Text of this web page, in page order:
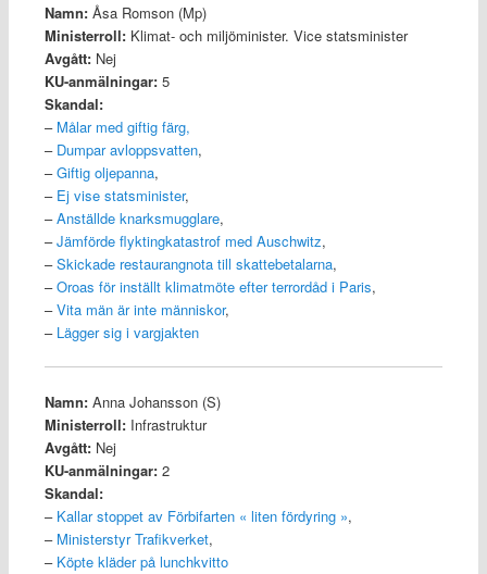
Namn:Åsa Romson (Mp)
Ministerroll:Klimat- och miljöminister. Vice statsminister
Avgått:Nej
KU-anmälningar:5
Skandal:
– Målar med giftig färg,
– Dumpar avloppsvatten,
–Giftig oljepanna,
– Ej vise statsminister,
–Anställde knarksmugglare,
–Jämförde flyktingkatastrof med Auschwitz,
–Skickade restaurangnota till skattebetalarna,
–Oroas för inställt klimatmöte efter terrordåd i Paris,
–Vita män är inte människor,
– Lägger sig i vargjakten
Namn:Anna Johansson (S)
Ministerroll:Infrastruktur
Avgått:Nej
KU-anmälningar:2
Skandal:
– Kallar stoppet av Förbifarten « liten fördyring »,
– Ministerstyr Trafikverket,
– Köpte kläder på lunchkvitto